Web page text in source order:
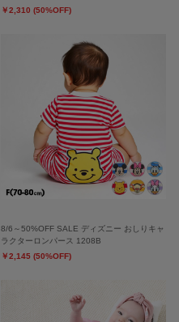
￥2,310 (50%OFF)
8/6～50%OFF SALE ディズニー おしりキャ
ラクターロンパース 1208B
￥2,145 (50%OFF)